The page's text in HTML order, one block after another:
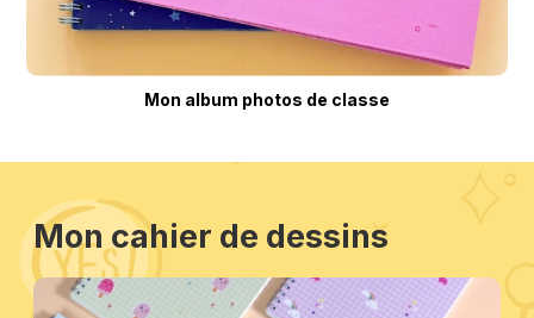
Mon album photos de classe
Mon cahier de dessins